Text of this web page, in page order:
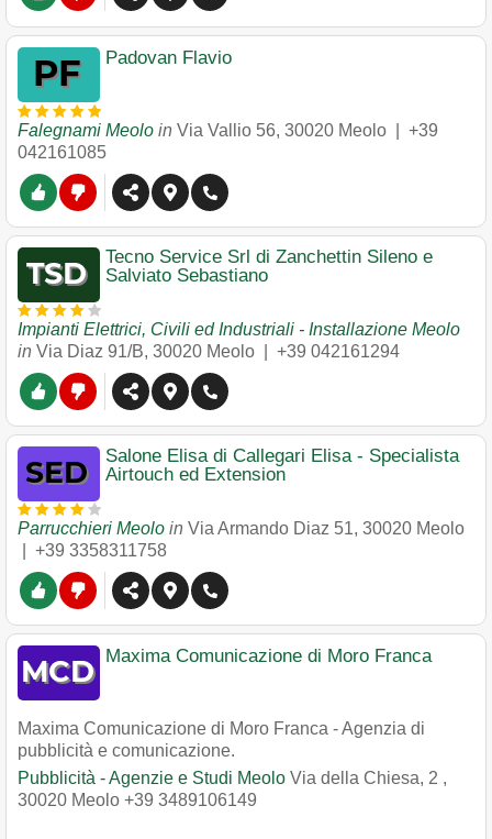
Padovan Flavio
Falegnami Meolo in Via Vallio 56, 30020 Meolo
+39
042161085
Tecno Service Srl di Zanchettin Sileno e
Salviato Sebastiano
Impianti Elettrici, Civili ed Industriali - Installazione Meolo
in Via Diaz 91/B, 30020 Meolo +39 042161294
Salone Elisa di Callegari Elisa - Specialista
Airtouch ed Extension
Parrucchieri Meolo in Via Armando Diaz 51, 30020 Meolo
+39 3358311758
Maxima Comunicazione di Moro Franca
Maxima Comunicazione di Moro Franca - Agenzia di
pubblicità e comunicazione.
Pubblicità - Agenzie e Studi Meolo Via della Chiesa, 2 ,
30020 Meolo +39 3489106149